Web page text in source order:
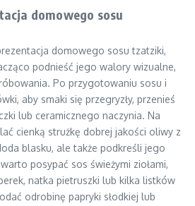
domowego sosu
domowego sosu tzatziki,
podnieść jego walory wizualne,
Po przygotowaniu sosu i
aby smaki się przegryzły, przenieś
lub ceramicznego naczynia. Na
cienką strużkę dobrej jakości oliwy z
blasku, ale także podkreśli jego
posypać sos świeżymi ziołami,
natka pietruszki lub kilka listków
odrobinę papryki słodkiej lub